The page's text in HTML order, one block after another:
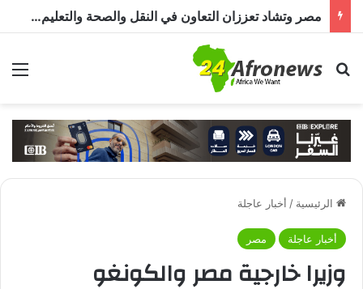
مصر وتشاد تعززان التعاون في النقل والصحة والتعليم والاستثمار خلال الدورة الرابعة للجنة المشتركة
بحث عن
الرئيسية / أخبار عاجلة
أخبار عاجلة مصر
وزيرا خارجية مصر والكونغو